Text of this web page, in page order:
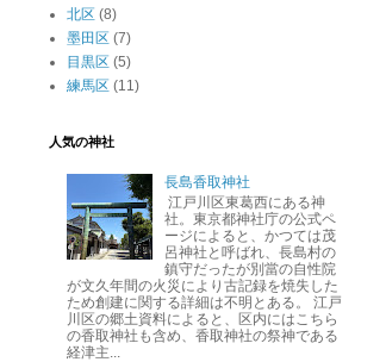
北区 (8)
墨田区 (7)
目黒区 (5)
練馬区 (11)
人気の神社
長島香取神社
江戸川区東葛西にある神
社。東京都神社庁の公式ペ
ージによると、かつては茂
呂神社と呼ばれ、長島村の
鎮守だったが別當の自性院
が文久年間の火災により古記録を焼失した
ため創建に関する詳細は不明とある。 江戸
川区の郷土資料によると、区内にはこちら
の香取神社も含め、香取神社の祭神である
経津主...